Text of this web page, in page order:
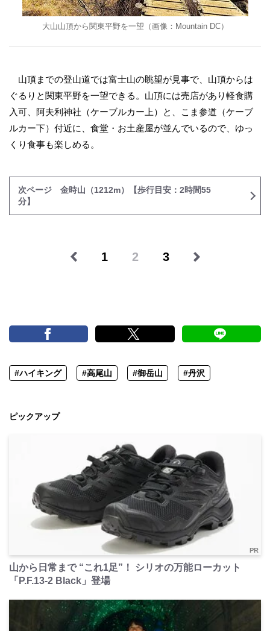
大山山頂から関東平野を一望（画像：Mountain DC）
山頂までの登山道では富士山の眺望が見事で、山頂からは
ぐるりと関東平野を一望できる。山頂には売店があり軽食購
入可、阿夫利神社（ケーブルカー上）と、こま参道（ケーブ
ルカー下）付近に、食堂・お土産屋が並んでいるので、ゆっ
くり食事も楽しめる。
次ページ 金時山（1212m）【歩行目安：2時間55
分】
1 2 3
#ハイキング #高尾山 #御岳山 #丹沢
ピックアップ
PR
山から日常まで “これ1足”！ シリオの万能ローカット
「P.F.13-2 Black」登場